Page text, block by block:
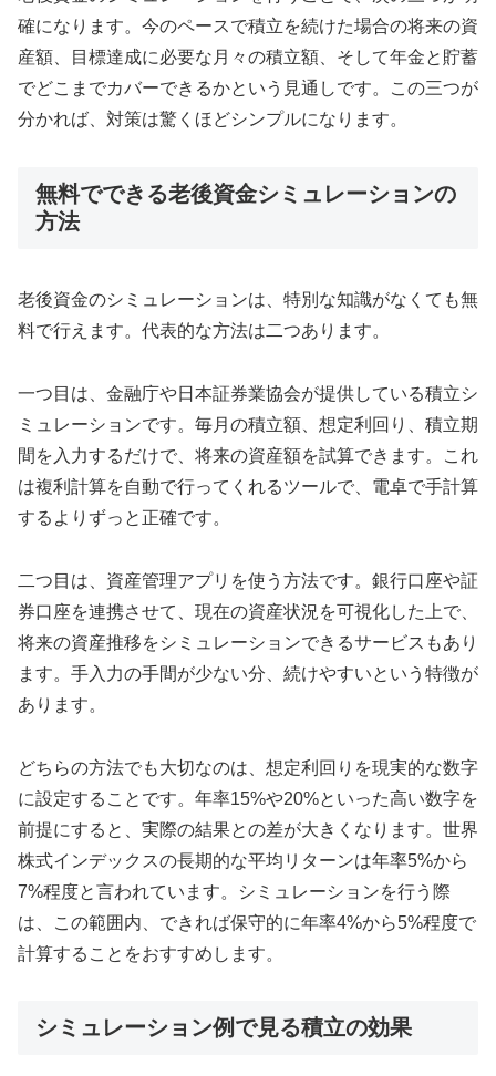
確になります。今のペースで積立を続けた場合の将来の資
産額、目標達成に必要な月々の積立額、そして年金と貯蓄
でどこまでカバーできるかという見通しです。この三つが
分かれば、対策は驚くほどシンプルになります。
無料でできる老後資金シミュレーションの
方法
老後資金のシミュレーションは、特別な知識がなくても無
料で行えます。代表的な方法は二つあります。
一つ目は、金融庁や日本証券業協会が提供している積立シ
ミュレーションです。毎月の積立額、想定利回り、積立期
間を入力するだけで、将来の資産額を試算できます。これ
は複利計算を自動で行ってくれるツールで、電卓で手計算
するよりずっと正確です。
二つ目は、資産管理アプリを使う方法です。銀行口座や証
券口座を連携させて、現在の資産状況を可視化した上で、
将来の資産推移をシミュレーションできるサービスもあり
ます。手入力の手間が少ない分、続けやすいという特徴が
あります。
どちらの方法でも大切なのは、想定利回りを現実的な数字
に設定することです。年率15%や20%といった高い数字を
前提にすると、実際の結果との差が大きくなります。世界
株式インデックスの長期的な平均リターンは年率5%から
7%程度と言われています。シミュレーションを行う際
は、この範囲内、できれば保守的に年率4%から5%程度で
計算することをおすすめします。
シミュレーション例で見る積立の効果